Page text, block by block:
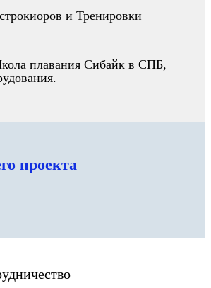
и Тренировки
плавания Cибайк в СПБ,
проекта